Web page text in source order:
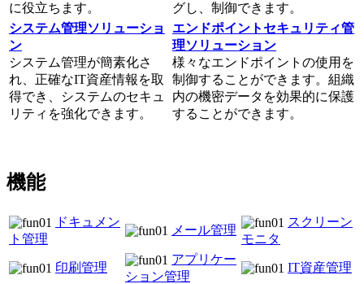
に役立ちます。
グし、制御できます。
システム管理ソリューショ
ン
システム管理が簡素化さ
れ、正確なIT資産情報を取
得でき、システムのセキュ
リティを強化できます。
エンドポイントセキュリティ管
理ソリューション
様々なエンドポイントの使用を
制御することができます。組織
内の機密データを効果的に保護
することができます。
機能
ドキュメン
ト管理
メール管理
スクリーン
モニタ
印刷管理
アプリケー
ション管理
IT資産管理